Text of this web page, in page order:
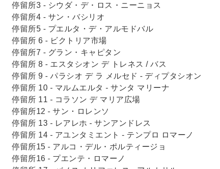
停留所3 - シウダ・デ・ロス・ニーニョス
停留所4 - サン・バシリオ
停留所5 - プエルタ・デ・アルモドバル
停留所 6 - ビクトリア市場
停留所7 - グラン・キャピタン
停留所 8 - エスタシオン デ トレネス / バス
停留所 9 - パラシオ デ ラ メルセド - ディプタシオン
停留所 10 - マルムエルタ - サンタ マリーナ
停留所 11 - コラソン デ マリア広場
停留所12 - サン・ロレンソ
停留所 13 - レアレホ - サンアンドレス
停留所 14 - アユンタミエント - テンプロ ロマーノ
停留所15 - アルコ・デル・ポルティージョ
停留所16 - プエンテ・ロマーノ